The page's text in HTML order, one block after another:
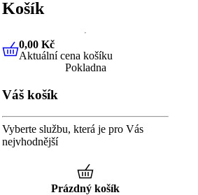
Košík
0,00 KčAktuální cena košíku
0,00 Kč
Aktuální cena košíku
Pokladna
Váš košík
Vyberte službu, která je pro Vás
nejvhodnější
Prázdný košík